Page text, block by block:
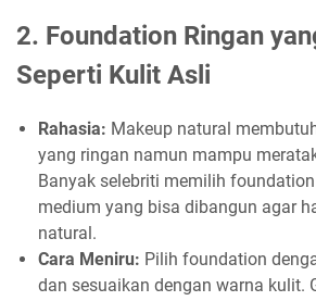
2. Foundation Ringan
Seperti Kulit Asli
Rahasia: Makeup natural
yang ringan namun mampu
Banyak selebriti memilih
medium yang bisa dibangun agar
natural.
Cara Meniru: Pilih foundation
dan sesuaikan dengan warna kulit.